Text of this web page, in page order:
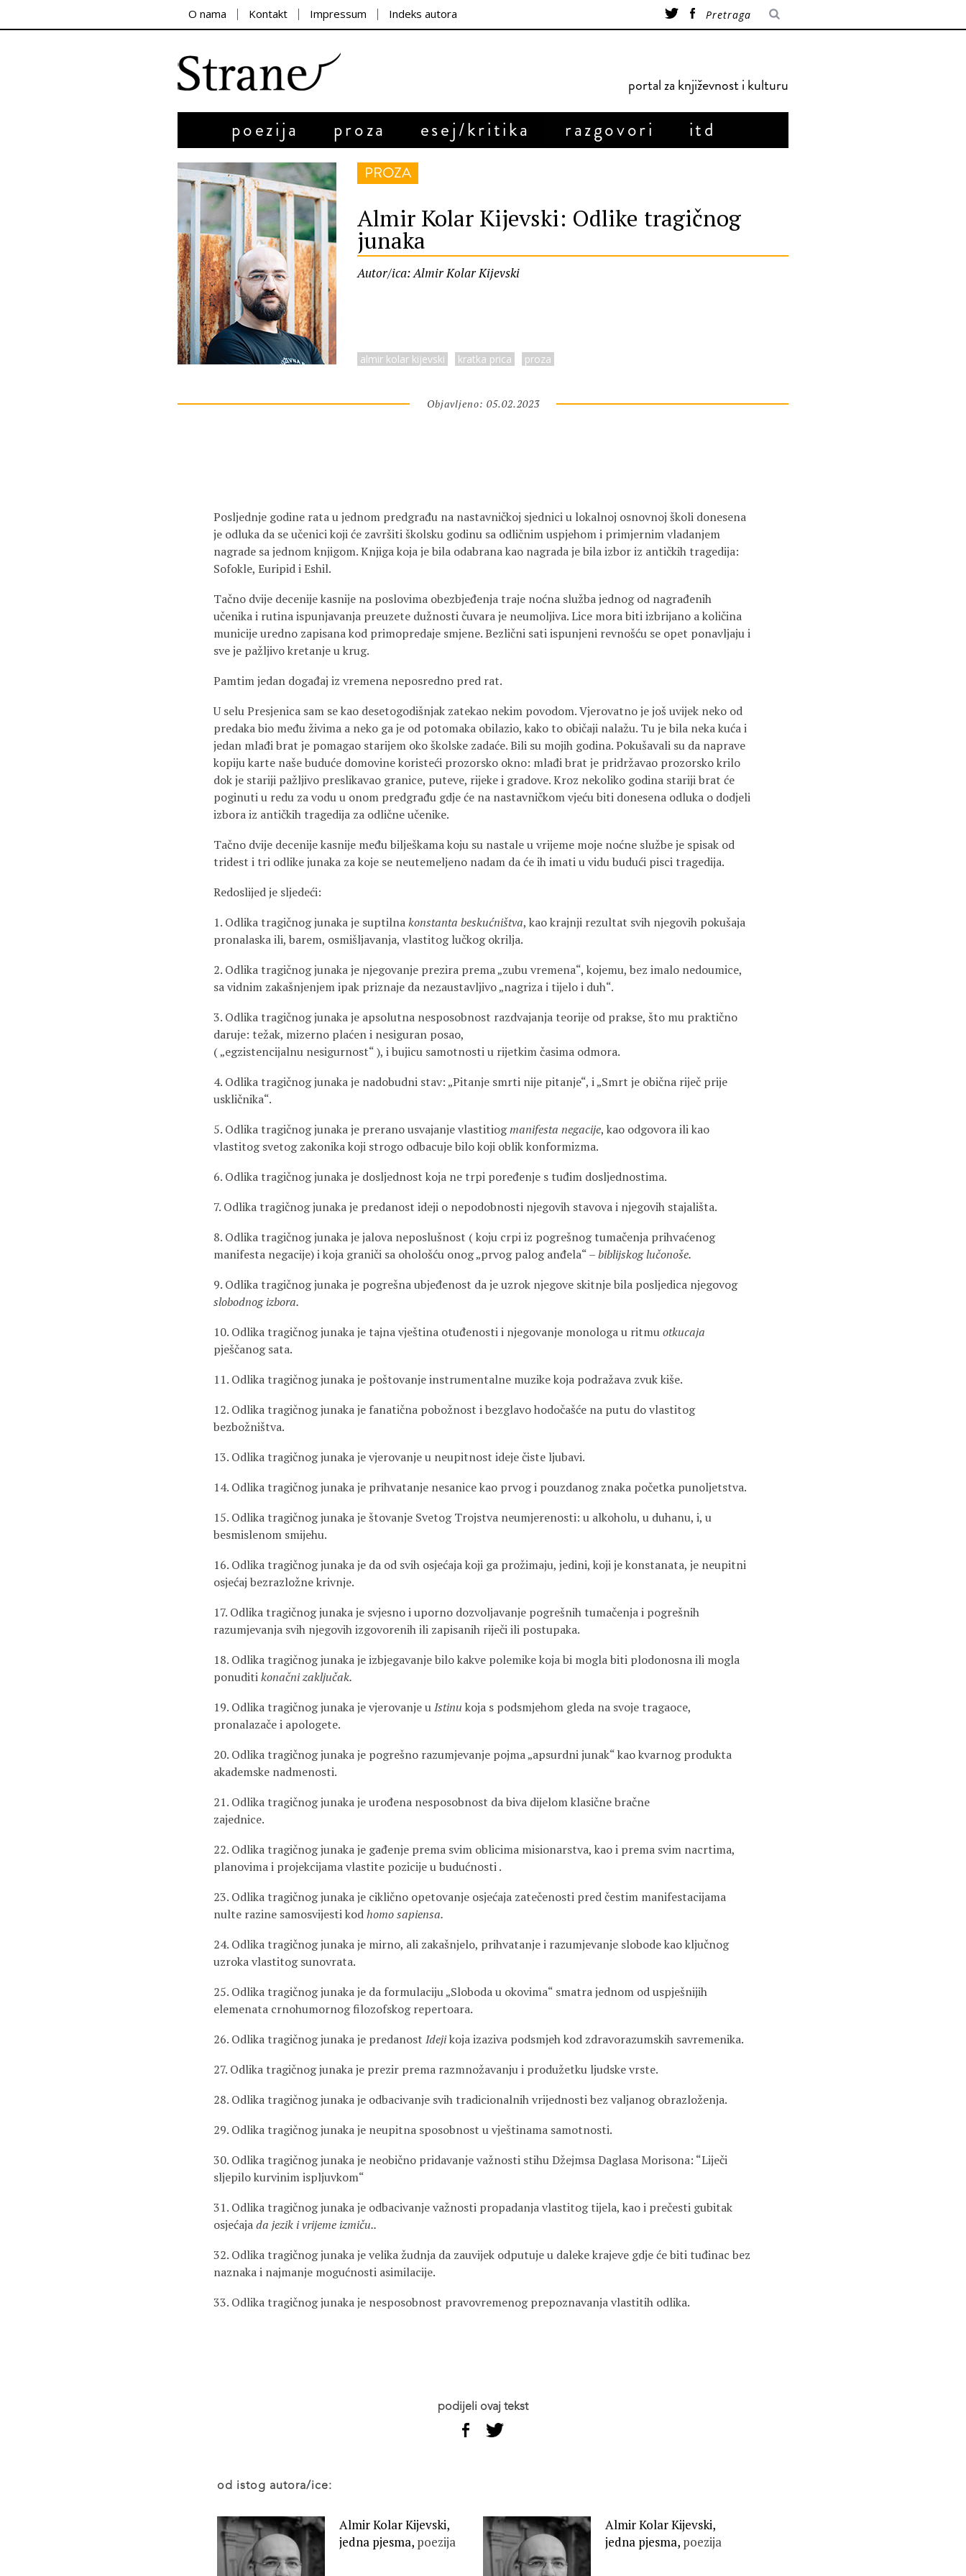
O nama Kontakt Impressum Indeks autora
portal za književnost i kulturu
poezija proza esej/kritika razgovori itd
PROZA
Almir Kolar Kijevski: Odlike tragičnog
junaka
Autor/ica: Almir Kolar Kijevski
almir kolar kijevski kratka prica proza
Objavljeno: 05.02.2023
Posljednje godine rata u jednom predgrađu na nastavničkoj sjednici u lokalnoj osnovnoj školi donesena
je odluka da se učenici koji će završiti školsku godinu sa odličnim uspjehom i primjernim vladanjem
nagrade sa jednom knjigom. Knjiga koja je bila odabrana kao nagrada je bila izbor iz antičkih tragedija:
Sofokle, Euripid i Eshil.
Tačno dvije decenije kasnije na poslovima obezbjeđenja traje noćna služba jednog od nagrađenih
učenika i rutina ispunjavanja preuzete dužnosti čuvara je neumoljiva. Lice mora biti izbrijano a količina
municije uredno zapisana kod primopredaje smjene. Bezlični sati ispunjeni revnošću se opet ponavljaju i
sve je pažljivo kretanje u krug.
Pamtim jedan događaj iz vremena neposredno pred rat.
U selu Presjenica sam se kao desetogodišnjak zatekao nekim povodom. Vjerovatno je još uvijek neko od
predaka bio među živima a neko ga je od potomaka obilazio, kako to običaji nalažu. Tu je bila neka kuća i
jedan mlađi brat je pomagao starijem oko školske zadaće. Bili su mojih godina. Pokušavali su da naprave
kopiju karte naše buduće domovine koristeći prozorsko okno: mlađi brat je pridržavao prozorsko krilo
dok je stariji pažljivo preslikavao granice, puteve, rijeke i gradove. Kroz nekoliko godina stariji brat će
poginuti u redu za vodu u onom predgrađu gdje će na nastavničkom vjeću biti donesena odluka o dodjeli
izbora iz antičkih tragedija za odlične učenike.
Tačno dvije decenije kasnije među bilješkama koju su nastale u vrijeme moje noćne službe je spisak od
tridest i tri odlike junaka za koje se neutemeljeno nadam da će ih imati u vidu budući pisci tragedija.
Redoslijed je sljedeći:
1. Odlika tragičnog junaka je suptilnakonstanta beskućništva, kao krajnji rezultat svih njegovih pokušaja
pronalaska ili, barem, osmišljavanja, vlastitog lučkog okrilja.
2. Odlika tragičnog junaka je njegovanje prezira prema „zubu vremena“, kojemu, bez imalo nedoumice,
sa vidnim zakašnjenjem ipak priznaje da nezaustavljivo „nagriza i tijelo i duh“.
3. Odlika tragičnog junaka je apsolutna nesposobnost razdvajanja teorije od prakse, što mu praktično
daruje: težak, mizerno plaćen i nesiguran posao,
( „egzistencijalnu nesigurnost“ ), i bujicu samotnosti u rijetkim časima odmora.
4. Odlika tragičnog junaka je nadobudni stav: „Pitanje smrti nije pitanje“, i „Smrt je obična riječ prije
uskličnika“.
5. Odlika tragičnog junaka je prerano usvajanje vlastitiogmanifesta negacije, kao odgovora ili kao
vlastitog svetog zakonika koji strogo odbacuje bilo koji oblik konformizma.
6. Odlika tragičnog junaka je dosljednost koja ne trpi poređenje s tuđim dosljednostima.
7. Odlika tragičnog junaka je predanost ideji o nepodobnosti njegovih stavova i njegovih stajališta.
8. Odlika tragičnog junaka je jalova neposlušnost ( koju crpi iz pogrešnog tumačenja prihvaćenog
manifesta negacije) i koja graniči sa ohološću onog „prvog palog anđela“ –biblijskog lučonoše.
9. Odlika tragičnog junaka je pogrešna ubjeđenost da je uzrok njegove skitnje bila posljedica njegovog
slobodnog izbora.
10. Odlika tragičnog junaka je tajna vještina otuđenosti i njegovanje monologa u ritmuotkucaja
pješčanog sata.
11. Odlika tragičnog junaka je poštovanje instrumentalne muzike koja podražava zvuk kiše.
12. Odlika tragičnog junaka je fanatična pobožnost i bezglavo hodočašće na putu do vlastitog
bezbožništva.
13. Odlika tragičnog junaka je vjerovanje u neupitnost ideje čiste ljubavi.
14. Odlika tragičnog junaka je prihvatanje nesanice kao prvog i pouzdanog znaka početka punoljetstva.
15. Odlika tragičnog junaka je štovanje Svetog Trojstva neumjerenosti: u alkoholu, u duhanu, i, u
besmislenom smijehu.
16. Odlika tragičnog junaka je da od svih osjećaja koji ga prožimaju, jedini, koji je konstanata, je neupitni
osjećaj bezrazložne krivnje.
17. Odlika tragičnog junaka je svjesno i uporno dozvoljavanje pogrešnih tumačenja i pogrešnih
razumjevanja svih njegovih izgovorenih ili zapisanih riječi ili postupaka.
18. Odlika tragičnog junaka je izbjegavanje bilo kakve polemike koja bi mogla biti plodonosna ili mogla
ponuditikonačni zaključak.
19. Odlika tragičnog junaka je vjerovanje uIstinu koja s podsmjehom gleda na svoje tragaoce,
pronalazače i apologete.
20. Odlika tragičnog junaka je pogrešno razumjevanje pojma „apsurdni junak“ kao kvarnog produkta
akademske nadmenosti.
21. Odlika tragičnog junaka je urođena nesposobnost da biva dijelom klasične bračne
zajednice.
22. Odlika tragičnog junaka je gađenje prema svim oblicima misionarstva, kao i prema svim nacrtima,
planovima i projekcijama vlastite pozicije u budućnosti .
23. Odlika tragičnog junaka je ciklično opetovanje osjećaja zatečenosti pred čestim manifestacijama
nulte razine samosvijesti kodhomo sapiensa.
24. Odlika tragičnog junaka je mirno, ali zakašnjelo, prihvatanje i razumjevanje slobode kao ključnog
uzroka vlastitog sunovrata.
25. Odlika tragičnog junaka je da formulaciju „Sloboda u okovima“ smatra jednom od uspješnijih
elemenata crnohumornog filozofskog repertoara.
26. Odlika tragičnog junaka je predanost Idejikoja izaziva podsmjeh kod zdravorazumskih savremenika.
27. Odlika tragičnog junaka je prezir prema razmnožavanju i produžetku ljudske vrste.
28. Odlika tragičnog junaka je odbacivanje svih tradicionalnih vrijednosti bez valjanog obrazloženja.
29. Odlika tragičnog junaka je neupitna sposobnost u vještinama samotnosti.
30. Odlika tragičnog junaka je neobično pridavanje važnosti stihu Džejmsa Daglasa Morisona: “Liječi
sljepilo kurvinim ispljuvkom“
31. Odlika tragičnog junaka je odbacivanje važnosti propadanja vlastitog tijela, kao i prečesti gubitak
osjećajada jezik i vrijeme izmiču..
32. Odlika tragičnog junaka je velika žudnja da zauvijek odputuje u daleke krajeve gdje će biti tuđinac bez
naznaka i najmanje mogućnosti asimilacije.
33. Odlika tragičnog junaka je nesposobnost pravovremenog prepoznavanja vlastitih odlika.
podijeli ovaj tekst
od istog autora/ice:
Almir Kolar Kijevski,
jedna pjesma, poezija
Almir Kolar Kijevski,
jedna pjesma, poezija